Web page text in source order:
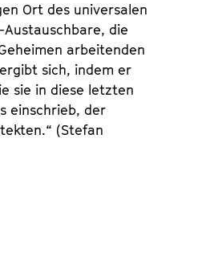
Ort des universalen
die
arbeitenden
sich, indem er
sie in diese letzten
einschrieb, der
(Stefan